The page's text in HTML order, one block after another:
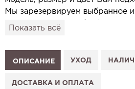
Мы зарезервируем выбранное
привезём его в удобный для вас
1. Выберите изделие на сайте.
2. Нажмите «Заказать
3. Заполните форму и отправьте
Показать всё
ОПИСАНИЕ УХОД
ДОСТАВКА И ОПЛАТА